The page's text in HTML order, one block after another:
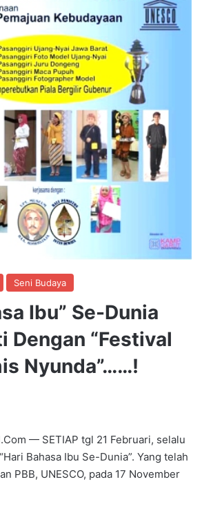
Seni Budaya
Ibu” Se-Dunia
Dengan “Festival
Nyunda”……!
— SETIAP tgl 21 Februari, selalu
Bahasa Ibu Se-Dunia”. Yang telah
PBB, UNESCO, pada 17 November